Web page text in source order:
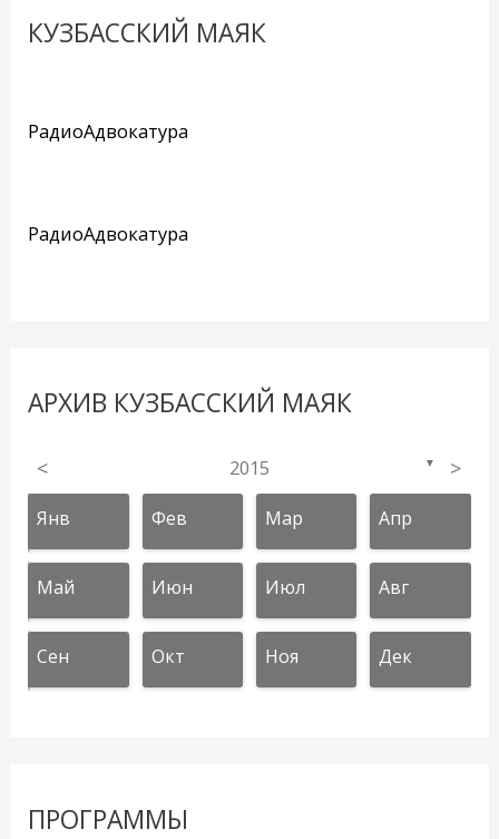
КУЗБАССКИЙ МАЯК
РадиоАдвокатура
РадиоАдвокатура
АРХИВ КУЗБАССКИЙ МАЯК
< 2015 ▼ >
Янв Фев Мар Апр
Май Июн Июл Авг
Сен Окт Ноя Дек
ПРОГРАММЫ